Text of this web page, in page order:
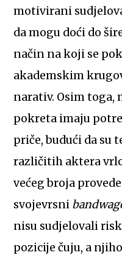
motivirani
da mogu doći do
način na koji se
akademskim
narativ. Osim toga,
pokreta imaju
priče, budući da
različitih aktera
većeg broja
svojevrsni
nisu sudjelovali
pozicije čuju, a